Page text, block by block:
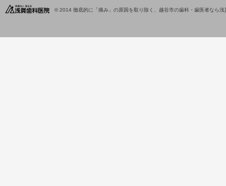
© 2014 徹底的に「痛み」の原因を取り除く、越谷市の歯科・歯医者なら